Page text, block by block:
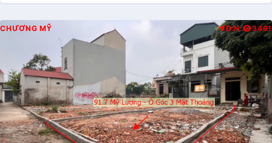
CHƯƠNG MỸ Đ.N 3491